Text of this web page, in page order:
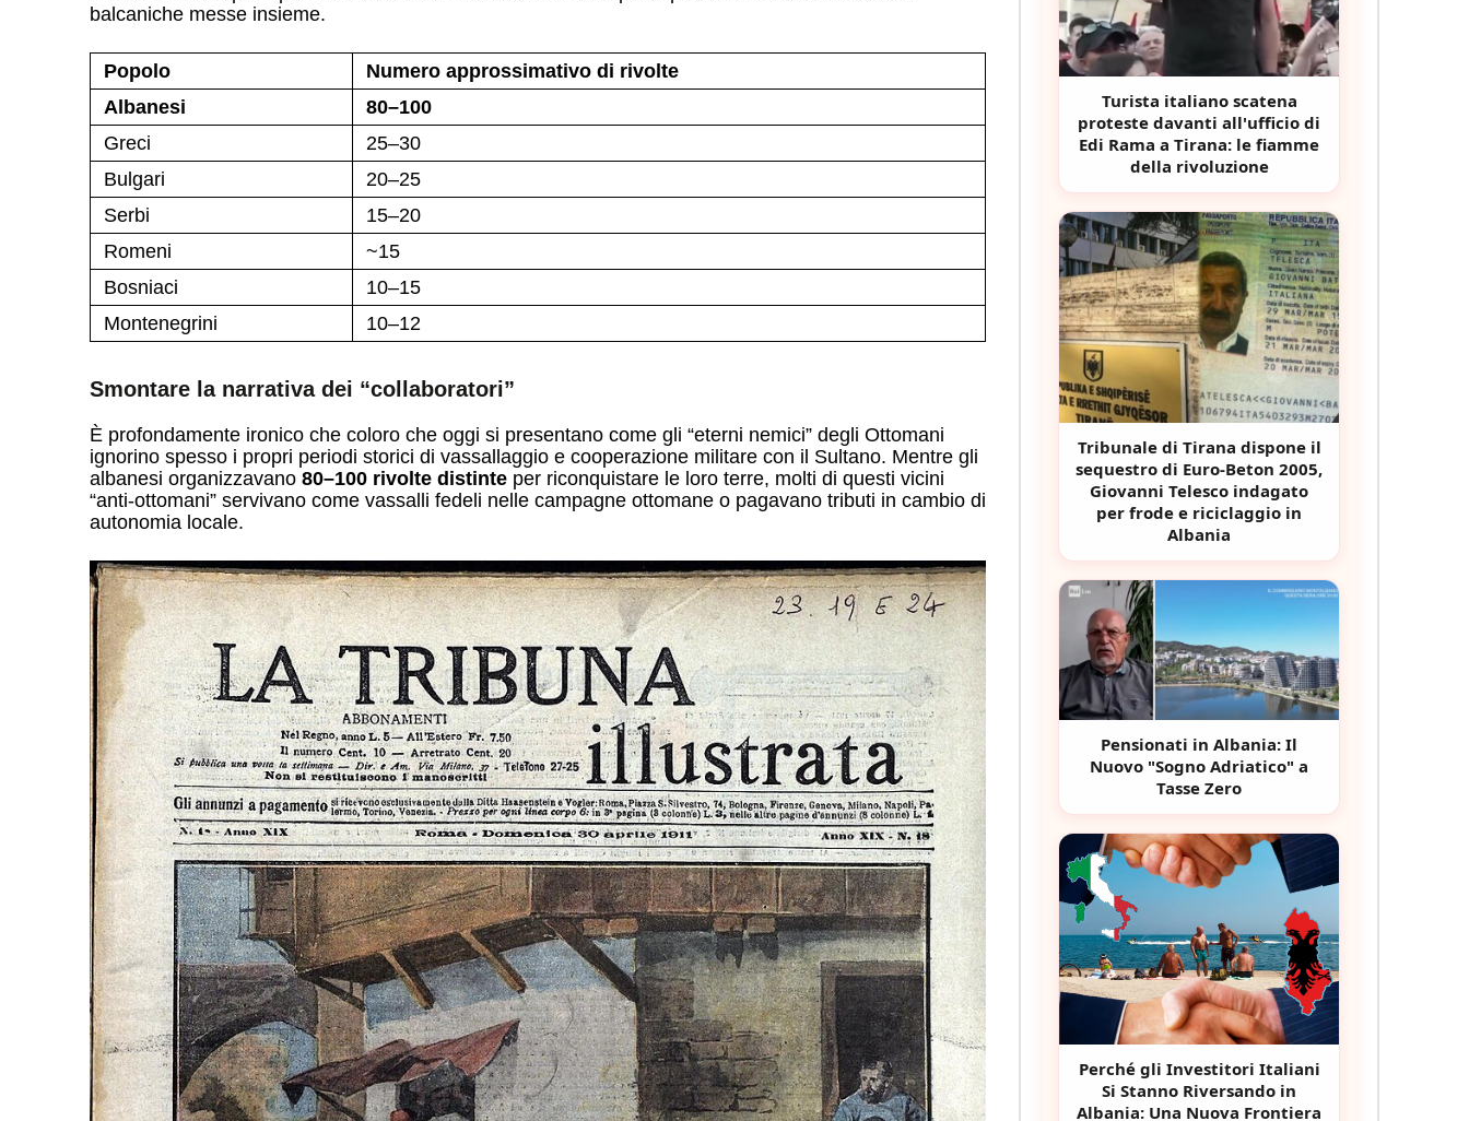
balcaniche messe insieme.
Popolo
Numero approssimativo di rivolte
Albanesi
80–100
Greci
25–30
Bulgari
20–25
Serbi
15–20
Romeni
~15
Bosniaci
10–15
Montenegrini
10–12
Smontare la narrativa dei “collaboratori”
È profondamente ironico che coloro che oggi si presentano come gli “eterni nemici” degli Ottomani
ignorino spesso i propri periodi storici di vassallaggio e cooperazione militare con il Sultano. Mentre gli
albanesi organizzavano 80–100 rivolte distinte per riconquistare le loro terre, molti di questi vicini
“anti-ottomani” servivano come vassalli fedeli nelle campagne ottomane o pagavano tributi in cambio di
autonomia locale.
Turista italiano scatena
proteste davanti all'ufficio di
Edi Rama a Tirana: le fiamme
della rivoluzione
Tribunale di Tirana dispone il
sequestro di Euro-Beton 2005,
Giovanni Telesco indagato
per frode e riciclaggio in
Albania
Pensionati in Albania: Il
Nuovo "Sogno Adriatico" a
Tasse Zero
Perché gli Investitori Italiani
Si Stanno Riversando in
Albania: Una Nuova Frontiera